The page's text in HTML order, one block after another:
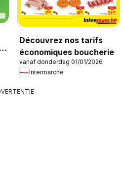
Découvrez nos tarifs
économiques boucherie
vanaf donderdag 01/01/2026
Intermarché